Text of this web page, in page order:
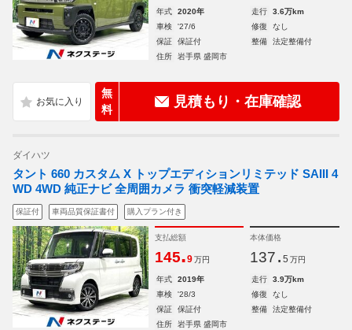
年式 2020年 走行
3.6万km
車検
'27/6 修復
なし
保証
保証付 整備
法定整備付
住所
岩手県 盛岡市
無
料
見積もり・在庫確認
ダイハツ
タント 660 カスタム X トップエディションリミテッド SAIII 4
WD 4WD 純正ナビ 全周囲カメラ 衝突軽減装置
保証付 車両品質保証書付 購入プラン付き
支払総額
145.9 万円
本体価格
137. 5 万円
年式 2019年 走行
3.9万km
車検
'28/3 修復
なし
保証
保証付 整備
法定整備付
住所
岩手県 盛岡市